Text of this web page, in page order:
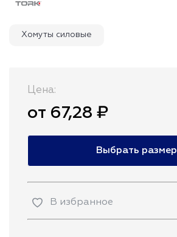
Хомуты силовые
Цена:
от 67,28 ₽
Выбрать размер
В избранное